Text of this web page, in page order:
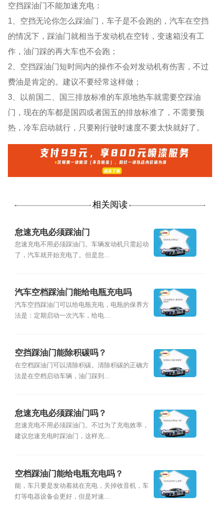
空挡踩油门不能加速充电：
1、空挡无论你怎么踩油门，车子是不会跑的，汽车在空挡
的情况下，踩油门就相当于发动机在空转，变速箱没有工
作，油门踩的再大车也不会跑；
2、空挡踩油门短时间内的操作不会对发动机有伤害，不过
费油是肯定的。建议不要经常这样做；
3、以前国二、国三排放标准的车原地热车就需要空踩油
门，现在的车都是国四或者国五的排放标准了，不需要预
热，冷车启动就行，只要刚行驶时速度不要太快就好了。
相关阅读
怠速充电必须踩油门
怠速充电不用必须踩油门。车辆发动机只需起动
了，汽车就开始充电了。但是怠...
汽车空档踩油门能给电瓶充电吗
汽车空挡踩油门可以给电瓶充电，电瓶的保养方
法是：定期启动一次汽车，给电...
空挡踩油门能除积碳吗？
在空档踩油门可以清除积碳。清除积碳的正确方
法是在空档启动车辆，油门踩到...
怠速充电必须踩油门吗？
怠速充电不用必须踩油门。不过为了充电效率，
建议怠速充电时踩油门，这样充...
空档踩油门能给电瓶充电吗？
能，车只要是发动着就在充电，关掉收音机，车
灯等电器设备会更好，但是对速...